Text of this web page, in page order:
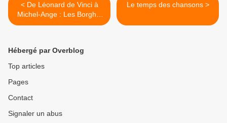
< De Léonard de Vinci à
Michel-Ange : Les Borghia
et leur temps
Le temps des chansons >
Hébergé par Overblog
Top articles
Pages
Contact
Signaler un abus